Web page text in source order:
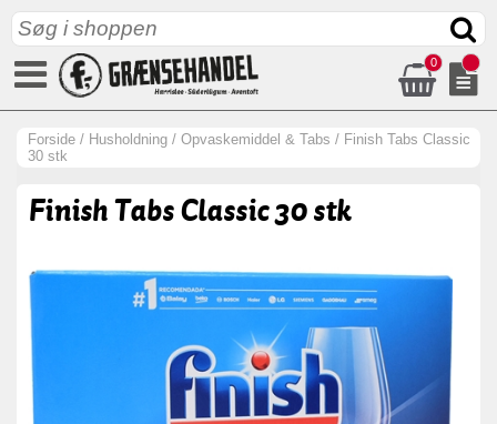
0
Forside / Husholdning / Opvaskemiddel & Tabs / Finish Tabs Classic
30 stk
Finish Tabs Classic 30 stk